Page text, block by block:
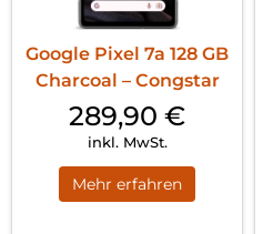
Google Pixel 7a 128 GB
Charcoal – Congstar
289,90 €
inkl. MwSt.
Mehr erfahren